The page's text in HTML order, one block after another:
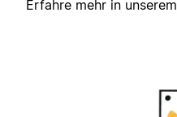
Erfahre mehr in unserem